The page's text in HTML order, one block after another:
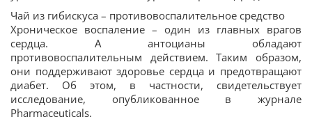
Чай из гибискуса – противовоспалительное средство
Хроническое воспаление – один из главных врагов
сердца. А антоцианы обладают
противовоспалительным действием. Таким образом,
они поддерживают здоровье сердца и предотвращают
диабет. Об этом, в частности, свидетельствует
исследование, опубликованное в журнале
Pharmaceuticals.